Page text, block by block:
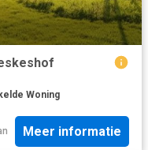
Woning
Meer informatie